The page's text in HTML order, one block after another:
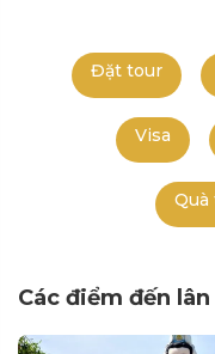
Đặt tour
Visa
Quà
Các điểm đến lân